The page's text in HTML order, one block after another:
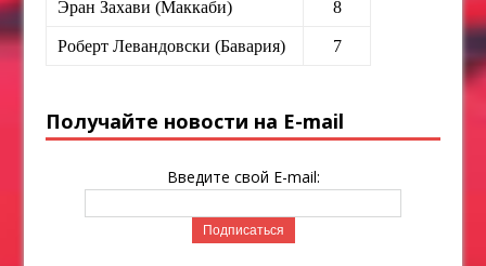
Эран Захави (Маккаби) 8
Роберт Левандовски (Бавария) 7
Получайте новости на E-mail
Введите свой E-mail: